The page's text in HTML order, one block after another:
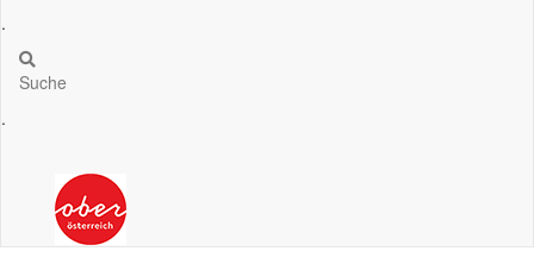
.
Suche
.